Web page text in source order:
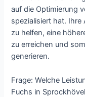
auf die Optimierung
spezialisiert hat.
zu helfen, eine
zu erreichen und
generieren.
Frage: Welche
Fuchs in